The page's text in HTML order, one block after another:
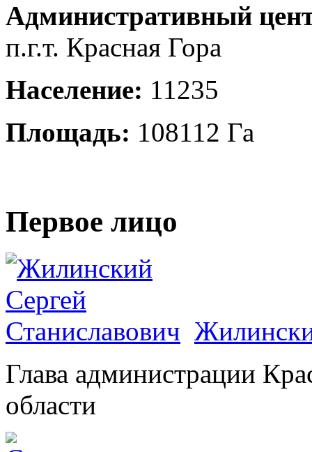
Административный
п.г.т. Красная Гора
Население: 11235
Площадь: 108112 Га
Первое лицо
Глава администрации
области